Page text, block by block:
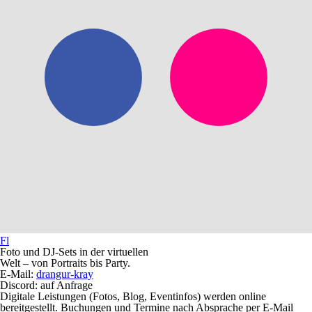
Fl
Foto und DJ-Sets in der virtuellen
Welt – von Portraits bis Party.
E-Mail: drangur-kray
Discord: auf Anfrage
Digitale Leistungen (Fotos, Blog, Eventinfos) werden online
bereitgestellt. Buchungen und Termine nach Absprache per E‑Mail